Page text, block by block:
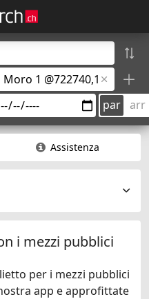
par arr
Assistenza
i mezzi pubblici
per i mezzi pubblici
app e approfittate